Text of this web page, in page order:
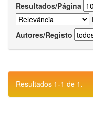
Resultados/Página
Autores/Registo
Resultados 1-1 de 1.